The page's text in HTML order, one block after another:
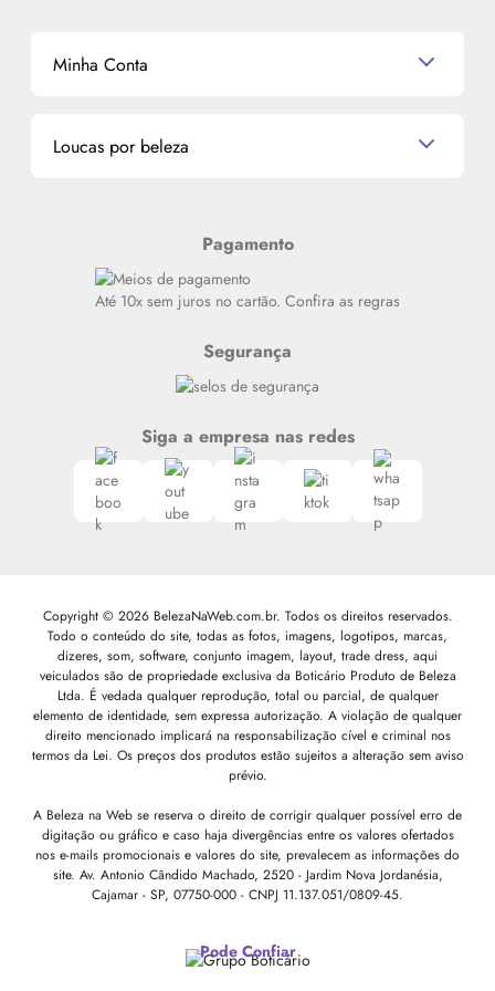
Nossas lojas
Cupom de Desconto
La Vie Est Belle Lancôme
Miniaturas de Produtos de Cabelo
Minha Conta
Meus endereços
Loucas por beleza
Siga nosso canal no Whatsapp
Pagamento
Até 10x sem juros no cartão. Confira as regras
Segurança
Siga a empresa nas redes
Copyright © 2026 BelezaNaWeb.com.br. Todos os direitos reservados.
Todo o conteúdo do site, todas as fotos, imagens, logotipos, marcas,
dizeres, som, software, conjunto imagem, layout, trade dress, aqui
veiculados são de propriedade exclusiva da Boticário Produto de Beleza
Ltda. É vedada qualquer reprodução, total ou parcial, de qualquer
elemento de identidade, sem expressa autorização. A violação de qualquer
direito mencionado implicará na responsabilização cível e criminal nos
termos da Lei. Os preços dos produtos estão sujeitos a alteração sem aviso
prévio.
A Beleza na Web se reserva o direito de corrigir qualquer possível erro de
digitação ou gráfico e caso haja divergências entre os valores ofertados
nos e-mails promocionais e valores do site, prevalecem as informações do
site. Av. Antonio Cândido Machado, 2520 - Jardim Nova Jordanésia,
Cajamar - SP, 07750-000 - CNPJ 11.137.051/0809-45.
Pode Confiar